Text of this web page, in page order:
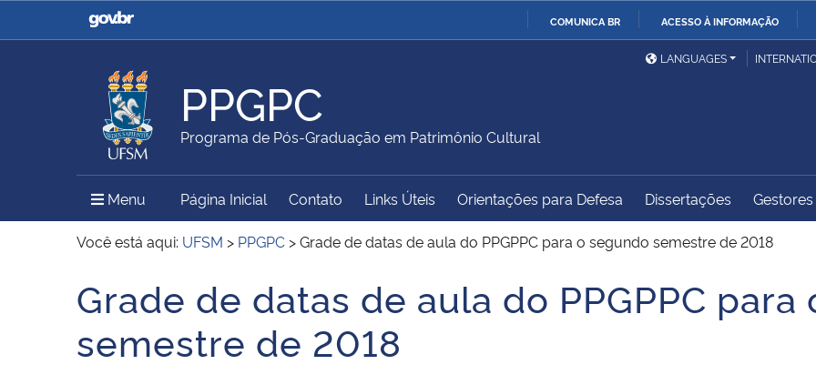
COMUNICA BR ACESSO À INFORMAÇÃO
Casa Civil
Ministério da Justiça e
Ministério da Defesa
Ministério das Relações
Exteriores
Ministério da Agricultura,
Pecuária e Abastecimento
Ministério da Educação
Ministério do Meio Ambiente Ministério do Turismo
Ministério do
Desenvolvimento Regional
Controladoria-Geral da
União
Secretaria de Governo
Gabinete de Segurança
Institucional
Advocacia-Geral da União Banco Central do Brasil
LANGUAGES
PPGPC
Programa de Pós-Graduação em Patrimônio Cultural
Menu Menu Principal do Sítio
Página Inicial Contato Links Úteis Orientações para Defesa Dissertações
Você está aqui: UFSM > PPGPC >Grade de datas de aula do PPGPPC para o segundo semestre de 2018
Início do conteúdo
Grade de datas de aula do PPGPPC
semestre de 2018